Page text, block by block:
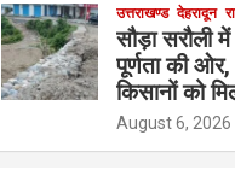
उत्तराखण्ड देहरादून
सौड़ा सरौली में
पूर्णता की
किसानों को
August 6, 2026